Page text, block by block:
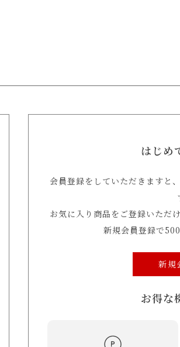
はじめ
会員登録をしていただきますと
お気に入り商品をご登録いただ
新規会員登録で
新規
お得な